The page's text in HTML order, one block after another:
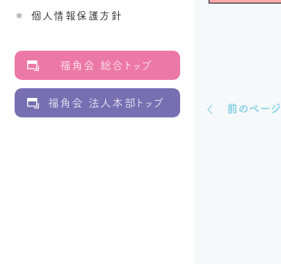
個人情報保護方針
福角会 総合トップ
福角会 法人本部トップ 前のページ